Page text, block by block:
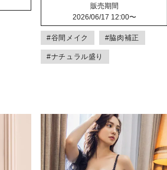
販売期間
2026/06/17 12:00〜
#谷間メイク #脇肉補正
#ナチュラル盛り